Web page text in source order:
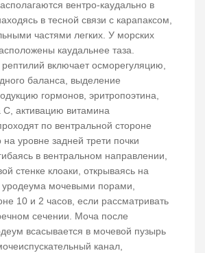
вентро-каудально в
в тесной связи с карапаксом,
частями легких. У морских
каудальнее таза.
включает осморегуляцию,
баланса, выделение
гормонов, эритропоэтина,
С, активацию витамина
по вентральной стороне
уровне задней трети почки
в вентральном направлении,
стенке клоаки, открываясь на
уродеума мочевыми порами,
10 и 2 часов, если рассматривать
сечении. Моча после
всасывается в мочевой пузырь
канал,